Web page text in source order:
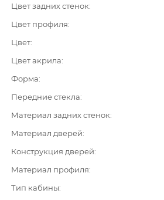
Цвет задних стенок
Цвет профиля
Цвет
Цвет акрила
Форма
Передние стекла
Материал задних стенок
Материал дверей
Конструкция дверей
Материал профиля
Тип кабины